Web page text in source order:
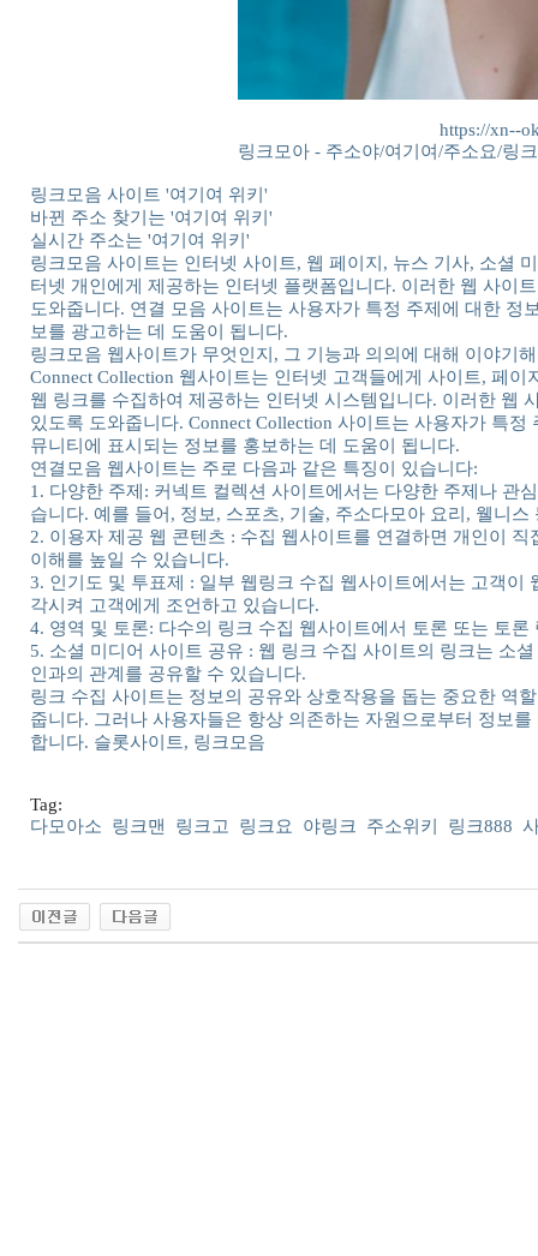
https://xn--
링크모아 - 주소야/여기여/주소요/링
링크모음 사이트 '여기여 위키'
바뀐 주소 찾기는 '여기여 위키'
실시간 주소는 '여기여 위키'
링크모음 사이트는 인터넷 사이트, 웹 페이지, 뉴스 기사, 소셜
터넷 개인에게 제공하는 인터넷 플랫폼입니다. 이러한 웹 사이
도와줍니다. 연결 모음 사이트는 사용자가 특정 주제에 대한
보를 광고하는 데 도움이 됩니다.
링크모음 웹사이트가 무엇인지, 그 기능과 의의에 대해 이야기
Connect Collection 웹사이트는 인터넷 고객들에게 사이트, 페
웹 링크를 수집하여 제공하는 인터넷 시스템입니다. 이러한 웹
있도록 도와줍니다. Connect Collection 사이트는 사용자가 특
뮤니티에 표시되는 정보를 홍보하는 데 도움이 됩니다.
연결모음 웹사이트는 주로 다음과 같은 특징이 있습니다:
1. 다양한 주제: 커넥트 컬렉션 사이트에서는 다양한 주제나 관
습니다. 예를 들어, 정보, 스포츠, 기술, 주소다모아 요리, 웰니
2. 이용자 제공 웹 콘텐츠 : 수집 웹사이트를 연결하면 개인이
이해를 높일 수 있습니다.
3. 인기도 및 투표제 : 일부 웹링크 수집 웹사이트에서는 고객
각시켜 고객에게 조언하고 있습니다.
4. 영역 및 토론: 다수의 링크 수집 웹사이트에서 토론 또는 토
5. 소셜 미디어 사이트 공유 : 웹 링크 수집 사이트의 링크는 소
인과의 관계를 공유할 수 있습니다.
링크 수집 사이트는 정보의 공유와 상호작용을 돕는 중요한 역
줍니다. 그러나 사용자들은 항상 의존하는 자원으로부터 정보
합니다. 슬롯사이트, 링크모음
Tag:
다모아소
링크맨 링크고 링크요 야링크 주소위키 링크888